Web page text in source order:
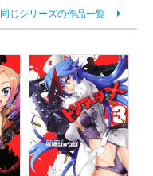
同じシリーズの作品一覧